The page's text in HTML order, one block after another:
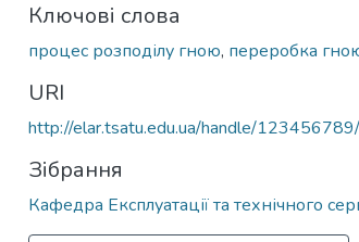
Ключові слова
процес розподілу гною, переробка
URI
http://elar.tsatu.edu.ua/handle/
Зібрання
Кафедра Експлуатації та технічного